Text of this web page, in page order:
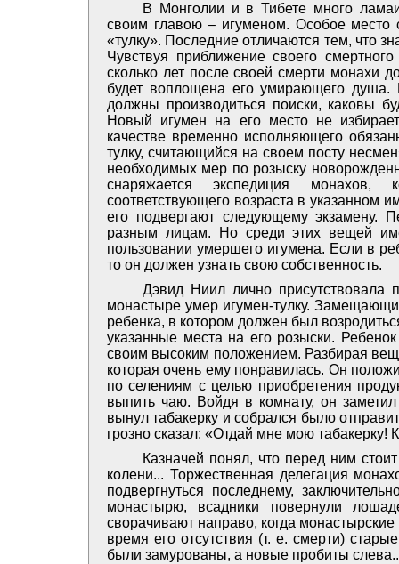
В Монголии и в Тибете много
своим главою – игуменом. Особое место
«тулку». Последние отличаются тем, что
Чувствуя приближение своего
сколько лет после своей смерти монахи
будет воплощена его умирающего душа.
должны производиться поиски, каковы
Новый игумен на его место не
качестве временно исполняющего
тулку, считающийся на своем посту
необходимых мер по розыску
снаряжается экспедиция монахов,
соответствующего возраста в указанном
его подвергают следующему экзамену.
разным лицам. Но среди этих вещей
пользовании умершего игумена. Если в
то он должен узнать свою собственность.
Дэвид Ниил лично присутствовала
монастыре умер игумен-тулку.
ребенка, в котором должен был
указанные места на его розыски.
своим высоким положением. Разбирая
которая очень ему понравилась. Он
по селениям с целью приобретения
выпить чаю. Войдя в комнату, он
вынул табакерку и собрался было
грозно сказал: «Отдай мне мою табакерку!
Казначей понял, что перед ним
колени... Торжественная делегация
подвергнуться последнему,
монастырю, всадники повернули
сворачивают направо, когда
время его отсутствия (т. е. смерти)
были замурованы, а новые пробиты